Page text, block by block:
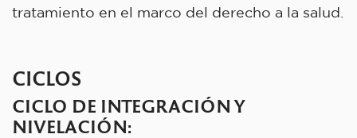
tratamiento en el marco del derecho a la salud.
CICLOS
CICLO DE INTEGRACIÓN Y
NIVELACIÓN: